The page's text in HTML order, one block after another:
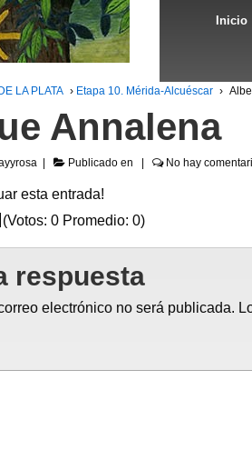
Inicio
LA PLATA › Etapa 10. Mérida-Alcuéscar ›
Annalena
Publicado en No hay
esta entrada!
(Votos: 0Promedio: 0)
respuesta
electrónico no será publicada.